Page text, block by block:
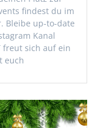
findest du im
Bleibe up-to-date
Kanal
freut sich auf ein
euch